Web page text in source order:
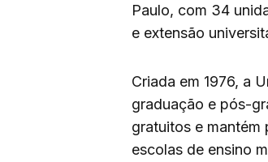
Paulo, com 34
e extensão
Criada em 1976, a
graduação e pós-
gratuitos e mantém
escolas de ensino